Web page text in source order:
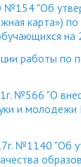
"Об
карта») по
работы по
№566 "О
и
№1140 "Об